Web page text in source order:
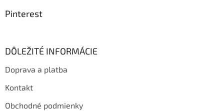
Pinterest
DÔLEŽITÉ INFORMÁCIE
Doprava a platba
Kontakt
Obchodné podmienky